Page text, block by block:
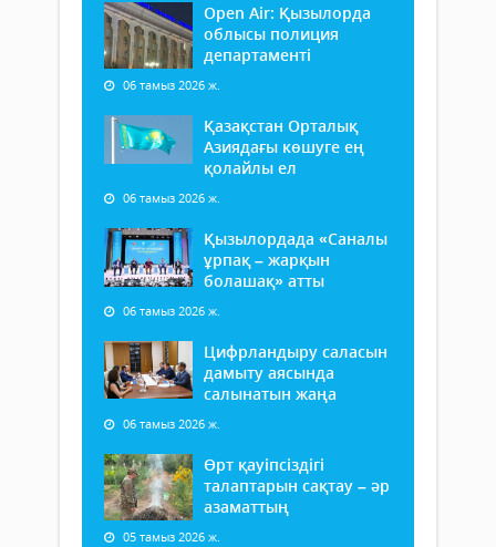
Open Air: Қызылорда
облысы полиция
департаменті
06 тамыз 2026 ж.
Қазақстан Орталық
Азиядағы көшуге ең
қолайлы ел
06 тамыз 2026 ж.
Қызылордада «Саналы
ұрпақ – жарқын
болашақ» атты
06 тамыз 2026 ж.
Цифрландыру саласын
дамыту аясында
салынатын жаңа
06 тамыз 2026 ж.
Өрт қауіпсіздігі
талаптарын сақтау – әр
азаматтың
05 тамыз 2026 ж.